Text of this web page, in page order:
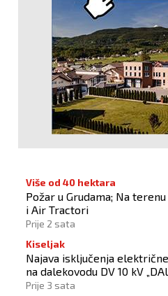
Više od 40 hektara
Požar u Grudama; Na
i Air Tractori
Prije 2 sata
Kiseljak
Najava isključenja
na dalekovodu
Prije 3 sata